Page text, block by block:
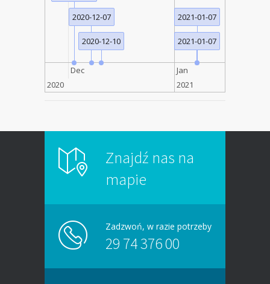
2021-01-07
2020-12-07
2020-12-10
2021-01-07
Dec
Jan
2021
2020
Znajdź nas na
mapie
Zadzwoń, w razie potrzeby
29 74 376 00